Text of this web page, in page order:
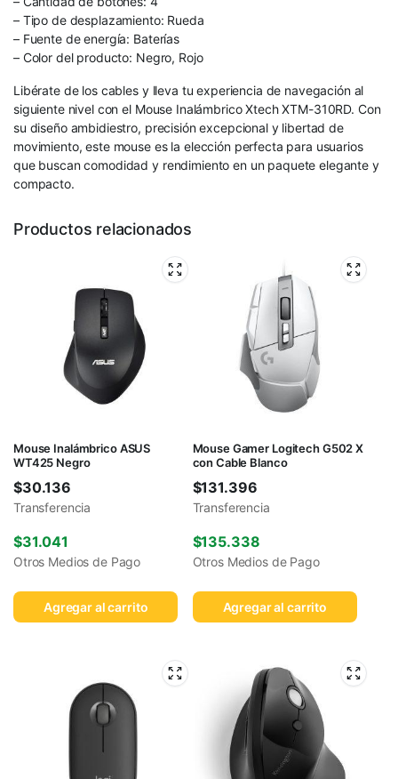
– Tipo de desplazamiento: Rueda
– Fuente de energía: Baterías
– Color del producto: Negro, Rojo
Libérate de los cables y lleva tu experiencia de navegación al
siguiente nivel con el Mouse Inalámbrico Xtech XTM-310RD. Con
su diseño ambidiestro, precisión excepcional y libertad de
movimiento, este mouse es la elección perfecta para usuarios
que buscan comodidad y rendimiento en un paquete elegante y
compacto.
Productos relacionados
Mouse Inalámbrico ASUS
WT425 Negro
$30.136
Transferencia
$31.041
Otros Medios de Pago
Agregar al carrito
Mouse Gamer Logitech G502 X
con Cable Blanco
$131.396
Transferencia
$135.338
Otros Medios de Pago
Agregar al carrito